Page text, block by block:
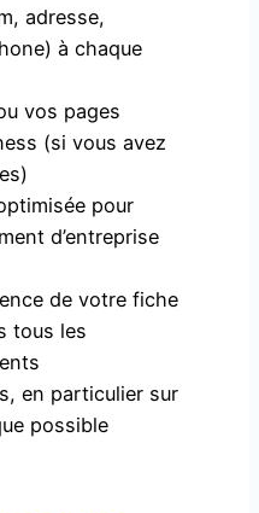
adresse,
à chaque
vos pages
(si vous avez
pour
d’entreprise
de votre fiche
tous les
en particulier sur
possible